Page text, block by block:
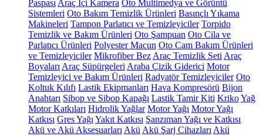
Paspası Araç İçi Kamera Oto Multimedya ve Görüntü
Sistemleri Oto Bakım Temizlik Ürünleri Basınçlı Yıkama
Makineleri Tampon Parlatıcı ve Temizleyiciler Torpido
Temizlik ve Bakım Ürünleri Oto Şampuan Oto Cila ve
Parlatıcı Ürünleri Polyester Macun Oto Cam Bakım Ürünleri
ve Temizleyiciler Mikrofiber Bez Araç Temizlik Seti Araç
Boyaları Araç Süpürgeleri Araba Çizik Giderici Motor
Temizleyici ve Bakım Ürünleri Radyatör Temizleyiciler Oto
Koltuk Kılıfı Lastik Ekipmanları Hava Kompresörü Bijon
Anahtarı Sibop ve Sibop Kapağı Lastik Tamir Kiti KrikoYağ
Motor Katkıları Hidrolik Yağlar Motor Yağı Motor Yağı
Katkısı Gres Yağı Yakıt Katkısı Şanzıman Yağı ve Katkısı
Akü ve Akü Aksesuarları Akü Akü Şarj Cihazları Akü